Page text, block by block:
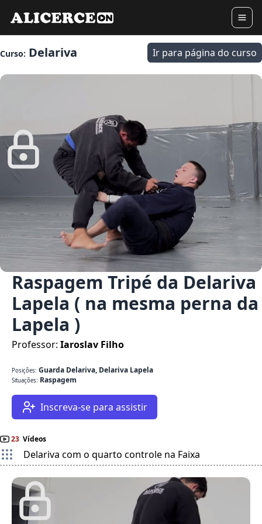
Curso: Delariva Ir para página do curso
Raspagem Tripé da Delariva
Lapela ( na mesma perna da
Lapela )
Professor: Iaroslav Filho
Posições: Guarda Delariva, Delariva Lapela
Situações: Raspagem
Inscreva-se para assistir
23 Vídeos
Delariva com o quarto controle na Faixa